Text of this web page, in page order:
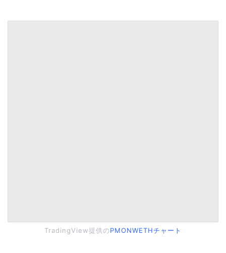
TradingView提供のPMONWETHチャート